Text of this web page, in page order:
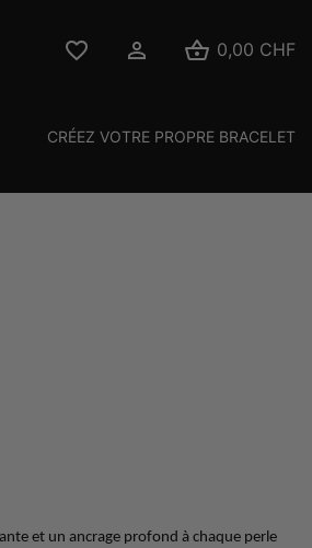
   0,00 CHF
CRÉEZ VOTRE PROPRE BRACELET
et un ancrage profond à chaque perle